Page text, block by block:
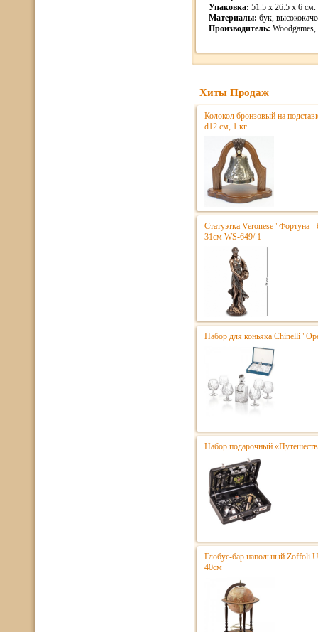
Упаковка: 51.5 x 26.5 x 6 см.
Материалы: бук,
Производитель:
Хиты Продаж
Колокол бронзовый на
d12 см, 1 кг
Статуэтка Veronese "Фортуна
31см WS-649/ 1
Набор для коньяка Chinelli
Набор подарочный
Глобус-бар напольный Zoffoli
40см